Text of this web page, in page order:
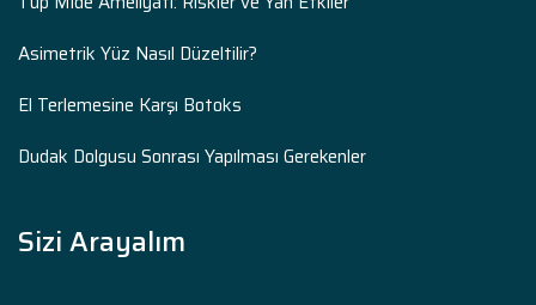
Asimetrik Yüz Nasıl Düzeltilir?
El Terlemesine Karşı Botoks
Dudak Dolgusu Sonrası Yapılması Gerekenler
Sizi Arayalım